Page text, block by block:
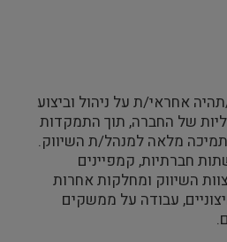
אחראי/ת על ניהול וביצוע
של החברה, תוך התמקדות
מלאה למנהל/ת השיווק.
חברתיות, קמפיינים
השיווק ומחלקות אחרות
עבודה על ממשקים